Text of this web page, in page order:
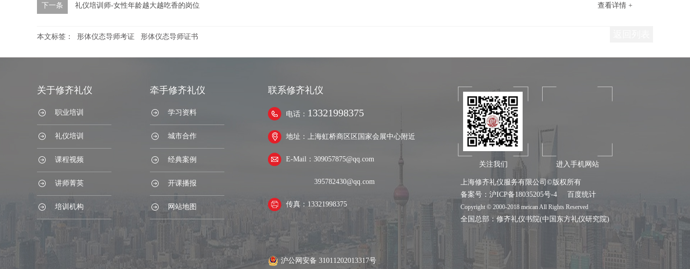
查看详情 +
下一条 礼仪培训师-女性年龄越大越吃香的岗位
本文标签： 形体仪态导师考证 形体仪态导师证书
关于修齐礼仪
职业培训
礼仪培训
课程视频
讲师菁英
培训机构
牵手修齐礼仪
学习资料
城市合作
经典案例
开课播报
网站地图
联系修齐礼仪
电话： 13321998375
地址：上海虹桥商区区国家会展中心附近
E-Mail：309057875@qq.com
395782430@qq.com
传真：13321998375
关注我们 进入手机网站
上海修齐礼仪服务有限公司©版权所有
备案号： 沪ICP备18035205号-4 百度统计
Copyright © 2000-2018 meican All Rights Reserved
全国总部： 修齐礼仪书院(中国东方礼仪研究院)
沪公网安备 31011202013317号